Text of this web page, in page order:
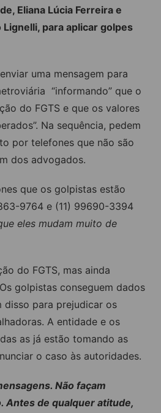
Eliana Lúcia Ferreira e
Lignelli, para aplicar golpes
uma mensagem para
“informando” que o
do FGTS e que os valores
Na sequência, pedem
por telefones que não são
dos advogados.
que os golpistas estão
9764 e (11) 99690-3394
eles mudam muito de
do FGTS, mas ainda
golpistas conseguem dados
disso para prejudicar os
A entidade e os
as já estão tomando as
o caso às autoridades.
Não façam
Antes de qualquer atitude,